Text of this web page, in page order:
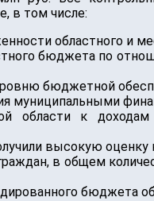
в том числе:
областного и
бюджета по
бюджетной
области к
высокую
в общем
бюджета